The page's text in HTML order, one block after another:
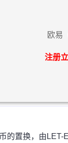
欧易
注册
的置换，由